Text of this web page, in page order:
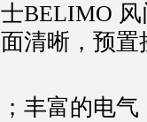
士BELIMO
面清晰，预置
；丰富的电